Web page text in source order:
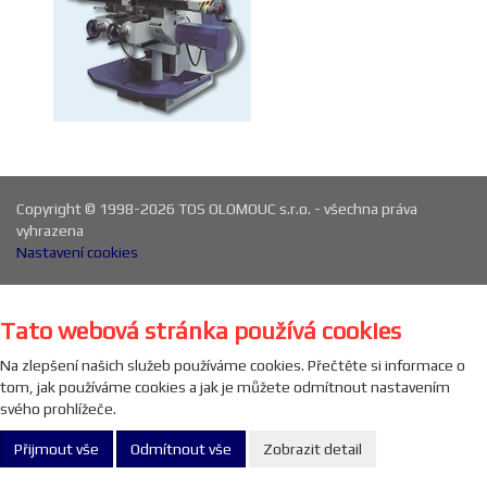
Copyright © 1998-2026 TOS OLOMOUC s.r.o. - všechna práva
vyhrazena
Nastavení cookies
Tato webová stránka používá cookies
Na zlepšení našich služeb používáme cookies. Přečtěte si informace o
tom, jak používáme cookies a jak je můžete odmítnout nastavením
svého prohlížeče.
Přijmout vše Odmítnout vše Zobrazit detail